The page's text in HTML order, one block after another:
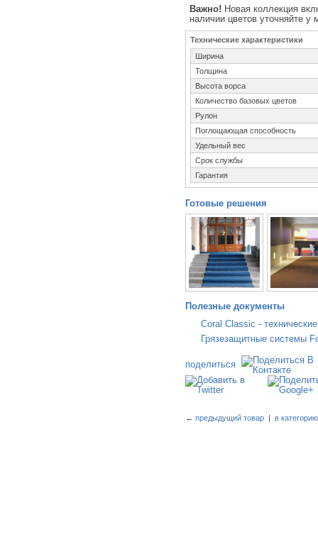
Важно! Новая коллекция
наличии цветов уточняйте
Технические характеристики
Ширина
Толщина
Высота ворса
Количество базовых цветов
Рулон
Поглощающая способность
Удельный вес
Срок службы
Гарантия
Готовые решения
Полезные документы
Coral Classic -
Грязезащитные системы
поделиться
←предыдущий товар |в категорию